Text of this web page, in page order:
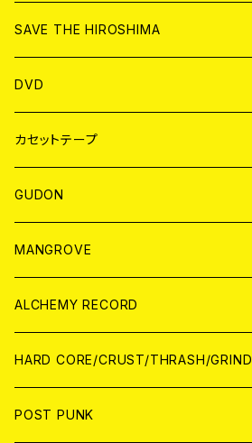
ANALOG
CD
ANALOG
SAVE THE HIROSHIMA
アパレル
BADGE
DVD
JAPAN
WORLD
カセットテープ
JAPAN
WORLD
GUDON
アパレル
PATCH
アナログ
DIGITAL CONTENTS
MANGROVE
ALCHEMY RECORD
CD
ANALOG
HARD CORE/CRUST/THRASH/GRIND
JAPAN
POST PUNK